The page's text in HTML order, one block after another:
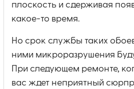
плоскость и сдерживая
какое-то время.
Но срок службы таких
ними микроразрушения
При следующем ремонте,
вас ждет неприятный